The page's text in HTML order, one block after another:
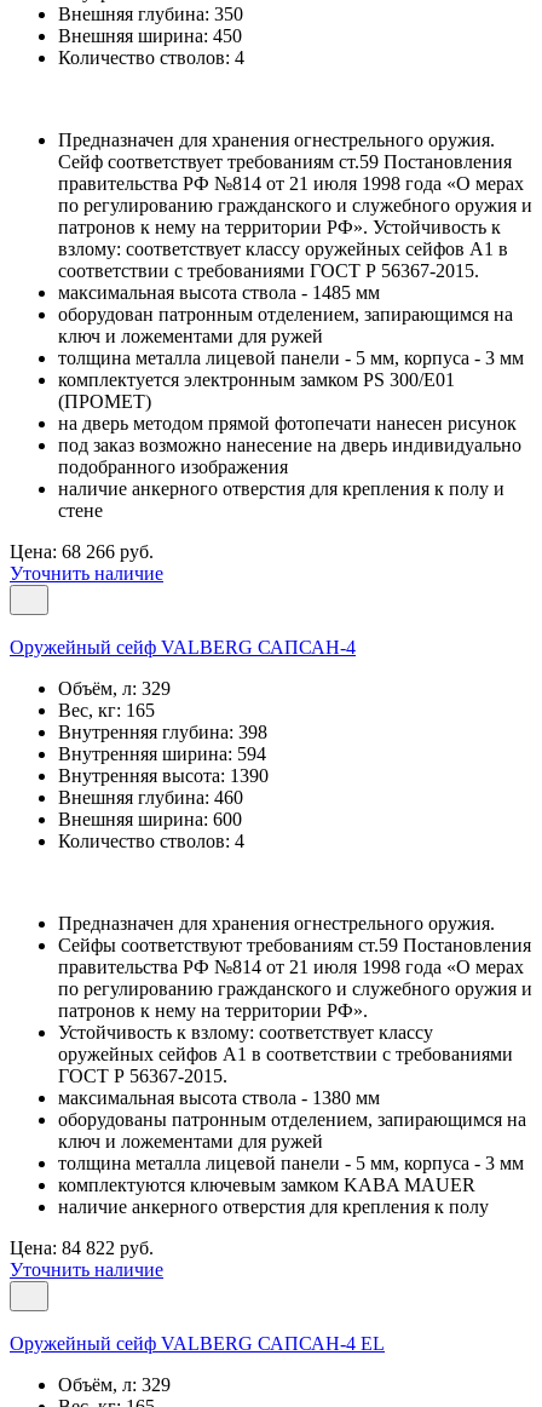
Внешняя глубина: 350
Внешняя ширина: 450
Количество стволов: 4
Предназначен для хранения огнестрельного оружия.
Сейф соответствует требованиям ст.59 Постановления
правительства РФ №814 от 21 июля 1998 года «О мерах
по регулированию гражданского и служебного оружия и
патронов к нему на территории РФ». Устойчивость к
взлому: соответствует классу оружейных сейфов А1 в
соответствии с требованиями ГОСТ Р 56367-2015.
максимальная высота ствола - 1485 мм
оборудован патронным отделением, запирающимся на
ключ и ложементами для ружей
толщина металла лицевой панели - 5 мм, корпуса - 3 мм
комплектуется электронным замком PS 300/E01
(ПРОМЕТ)
на дверь методом прямой фотопечати нанесен рисунок
под заказ возможно нанесение на дверь индивидуально
подобранного изображения
наличие анкерного отверстия для крепления к полу и
стене
Цена: 68 266 руб.
Уточнить наличие
Оружейный сейф VALBERG САПСАН-4
Объём, л: 329
Вес, кг: 165
Внутренняя глубина: 398
Внутренняя ширина: 594
Внутренняя высота: 1390
Внешняя глубина: 460
Внешняя ширина: 600
Количество стволов: 4
Предназначен для хранения огнестрельного оружия.
Сейфы соответствуют требованиям ст.59 Постановления
правительства РФ №814 от 21 июля 1998 года «О мерах
по регулированию гражданского и служебного оружия и
патронов к нему на территории РФ».
Устойчивость к взлому: соответствует классу
оружейных сейфов А1 в соответствии с требованиями
ГОСТ Р 56367-2015.
максимальная высота ствола - 1380 мм
оборудованы патронным отделением, запирающимся на
ключ и ложементами для ружей
толщина металла лицевой панели - 5 мм, корпуса - 3 мм
комплектуются ключевым замком KABA MAUER
наличие анкерного отверстия для крепления к полу
Цена: 84 822 руб.
Уточнить наличие
Оружейный сейф VALBERG САПСАН-4 EL
Объём, л: 329